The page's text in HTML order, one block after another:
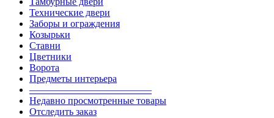
Технические двери
Заборы и ограждения
Козырьки
Ставни
Цветники
Ворота
Предметы интерьера
————————————–
Недавно просмотренные товары
Отследить заказ